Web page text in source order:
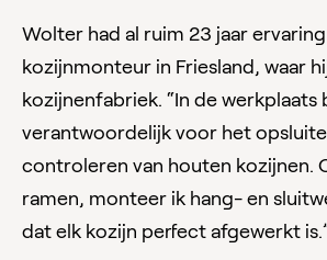
Wolter had al ruim 23 jaar ervaring
kozijnmonteur in Friesland, waar
kozijnenfabriek. “In de werkplaats
verantwoordelijk voor het
controleren van houten kozijnen.
ramen, monteer ik hang- en
dat elk kozijn perfect afgewerkt